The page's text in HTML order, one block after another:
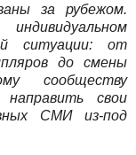
за рубежом.
ситуации: от
до смены
сообществу
направить свои
СМИ из-под